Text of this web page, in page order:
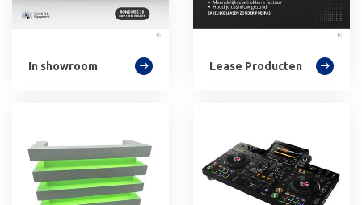
In showroom Lease Producten